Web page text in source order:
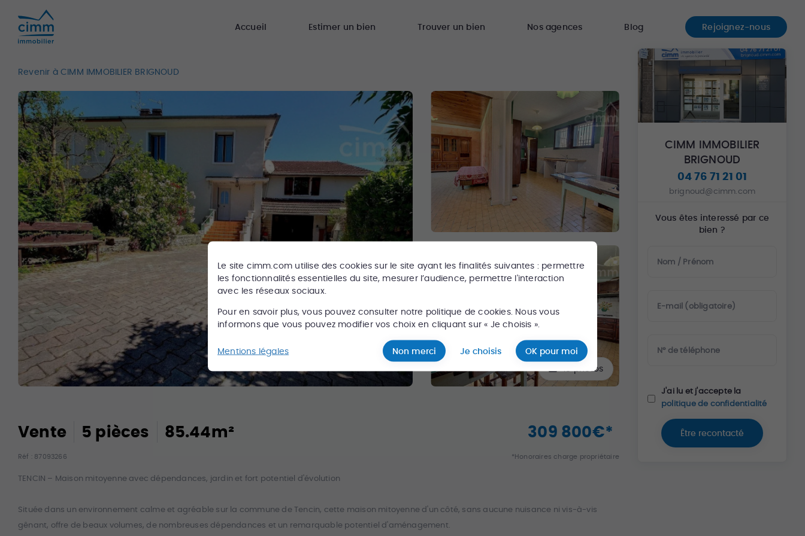
Le site cimm.com utilise des cookies sur le site ayant les finalités suivantes : permettre
les fonctionnalités essentielles du site, mesurer l’audience, permettre l'interaction
avec les réseaux sociaux.
Pour en savoir plus, vous pouvez consulter notre politique de cookies. Nous vous
informons que vous pouvez modifier vos choix en cliquant sur « Je choisis ».
Mentions légales Non merci Je choisis OK pour moi
Accueil Estimer un bien Trouver un bien Nos agences Blog Rejoignez-nous
Revenir à CIMM IMMOBILIER BRIGNOUD
15photos
Vente 5 pièces 85.44m² 309 800€*
Réf : 87093266 *Honoraires charge propriétaire
TENCIN – Maison mitoyenne avec dépendances, jardin et fort potentiel d'évolution
Située dans un environnement calme et agréable sur la commune de Tencin, cette maison mitoyenne d'un côté, sans aucune nuisance ni vis-à-vis
gênant, offre de beaux volumes, de nombreuses dépendances et un remarquable potentiel d'aménagement.
CIMM IMMOBILIER
BRIGNOUD
04 76 71 21 01
brignoud@cimm.com
Vous êtes interessé par ce
bien ?
Nom / Prénom
E-mail (obligatoire)
N° de téléphone
J'ai lu et j'accepte la
politique de confidentialité
Être recontacté